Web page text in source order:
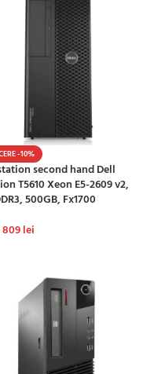
-10%
second hand Dell
T5610 Xeon E5-2609 v2,
500GB, Fx1700
809lei